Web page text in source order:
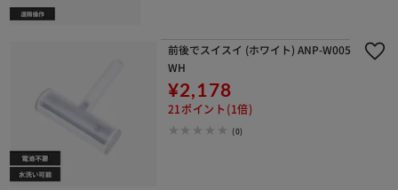
前後でスイスイ (ホワイト) ANP-W005
WH
¥2,178
21ポイント(1倍)
(0)